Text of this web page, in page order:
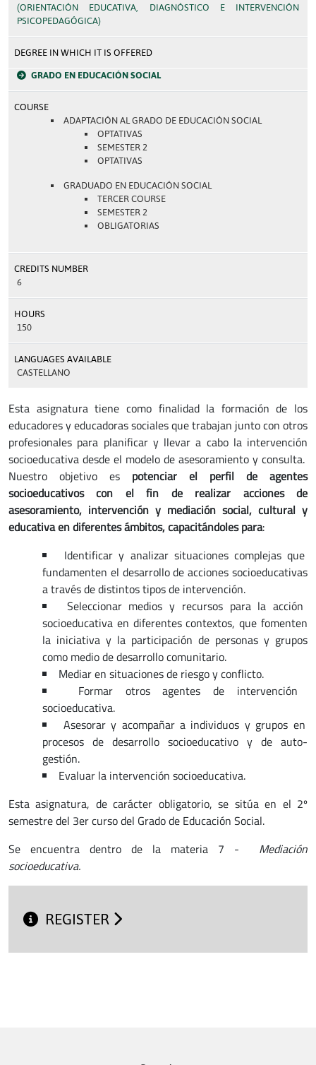
(ORIENTACIÓN EDUCATIVA, DIAGNÓSTICO E INTERVENCIÓN
PSICOPEDAGÓGICA)
DEGREE IN WHICH IT IS OFFERED
GRADO EN EDUCACIÓN SOCIAL
COURSE
ADAPTACIÓN AL GRADO DE EDUCACIÓN SOCIAL
OPTATIVAS
SEMESTER 2
OPTATIVAS
GRADUADO EN EDUCACIÓN SOCIAL
TERCER COURSE
SEMESTER 2
OBLIGATORIAS
CREDITS NUMBER
6
HOURS
150
LANGUAGES AVAILABLE
CASTELLANO
Esta asignatura tiene como finalidad la formación de los
educadores y educadoras sociales que trabajan junto con otros
profesionales para planificar y llevar a cabo la intervención
socioeducativa desde el modelo de asesoramiento y consulta.
Nuestro objetivo es potenciar el perfil de agentes
socioeducativos con el fin de realizar acciones de
asesoramiento, intervención y mediación social, cultural y
educativa en diferentes ámbitos, capacitándoles para:
Identificar y analizar situaciones complejas que
fundamenten el desarrollo de acciones socioeducativas
a través de distintos tipos de intervención.
Seleccionar medios y recursos para la acción
socioeducativa en diferentes contextos, que fomenten
la iniciativa y la participación de personas y grupos
como medio de desarrollo comunitario.
Mediar en situaciones de riesgo y conflicto.
Formar otros agentes de intervención
socioeducativa.
Asesorar y acompañar a individuos y grupos en
procesos de desarrollo socioeducativo y de auto-
gestión.
Evaluar la intervención socioeducativa.
Esta asignatura, de carácter obligatorio, se sitúa en el 2º
semestre del 3er curso del Grado de Educación Social.
Se encuentra dentro de la materia 7 - Mediación
socioeducativa.
REGISTER